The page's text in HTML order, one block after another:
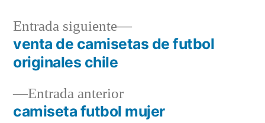
Navegación
entradas
Entrada anteriorEntrada
anterior:
camiseta futbol mujer
Entrada siguiente
Entrada
siguiente:
venta de camisetas de futbol
originales chile